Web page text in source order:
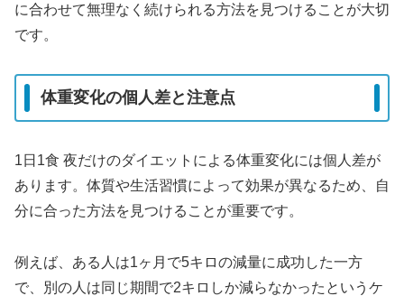
に合わせて無理なく続けられる方法を見つけることが大切
です。
体重変化の個人差と注意点
1日1食 夜だけのダイエットによる体重変化には個人差が
あります。体質や生活習慣によって効果が異なるため、自
分に合った方法を見つけることが重要です。
例えば、ある人は1ヶ月で5キロの減量に成功した一方
で、別の人は同じ期間で2キロしか減らなかったというケ